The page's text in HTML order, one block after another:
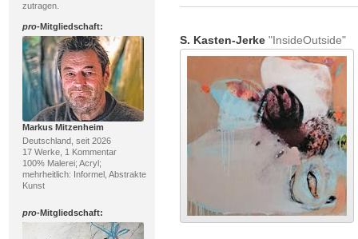
zutragen.
pro-Mitgliedschaft:
Markus Mitzenheim
Deutschland, seit 2026
17 Werke, 1 Kommentar
100% Malerei; Acryl;
mehrheitlich: Informel, Abstrakte
Kunst
pro-Mitgliedschaft:
S. Kasten-Jerke"InsideOutside"